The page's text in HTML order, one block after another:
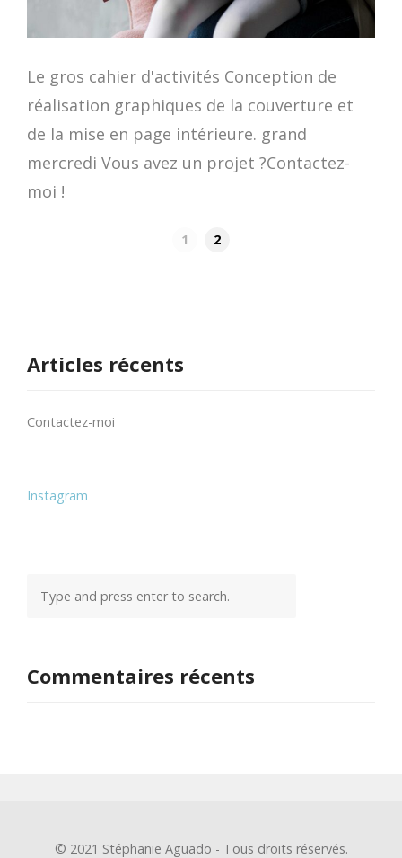
Le gros cahier d'activités Conception de
réalisation graphiques de la couverture et
de la mise en page intérieure. grand
mercredi Vous avez un projet ?Contactez-
moi !
1 2
Articles récents
Contactez-moi
Instagram
Commentaires récents
© 2021 Stéphanie Aguado - Tous droits réservés.